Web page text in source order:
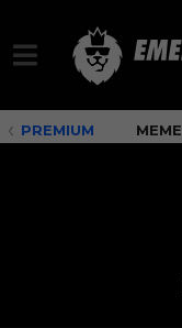
PREMIUM MEME